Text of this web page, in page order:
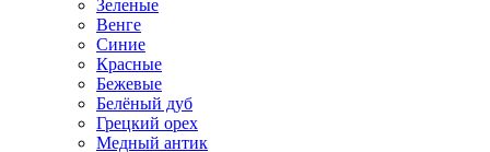
Зеленые
Венге
Синие
Красные
Бежевые
Белёный дуб
Грецкий орех
Медный антик